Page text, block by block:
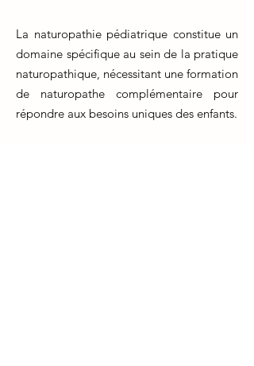
La naturopathie pédiatrique constitue un
domaine spécifique au sein de la pratique
naturopathique, nécessitant une formation
de naturopathe complémentaire pour
répondre aux besoins uniques des enfants.